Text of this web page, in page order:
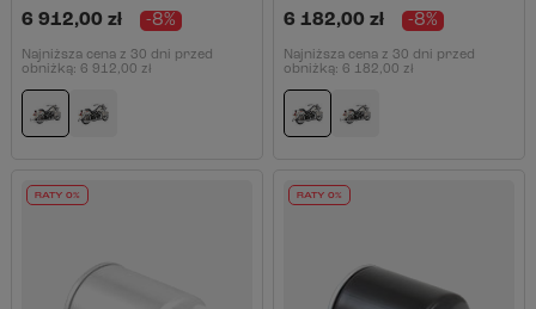
6 912,00 zł -8%
Najniższa cena z 30 dni przed
obniżką: 6 912,00 zł
6 182,00 zł -8%
Najniższa cena z 30 dni przed
obniżką: 6 182,00 zł
RATY 0% RATY 0%